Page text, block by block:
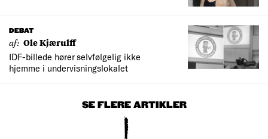
DEBAT
af: Ole Kjærulff
IDF-billede hører selvfølgelig ikke
hjemme i undervisningslokalet
SE FLERE ARTIKLER